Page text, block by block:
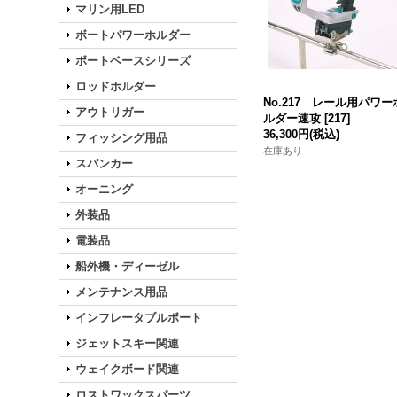
マリン用LED
ボートパワーホルダー
ボートベースシリーズ
ロッドホルダー
アウトリガー
フィッシング用品
スパンカー
オーニング
外装品
電装品
船外機・ディーゼル
メンテナンス用品
インフレータブルボート
ジェットスキー関連
ウェイクボード関連
No.217 レール用パワー
ルダー速攻 [217]
36,300円(税込)
在庫あり